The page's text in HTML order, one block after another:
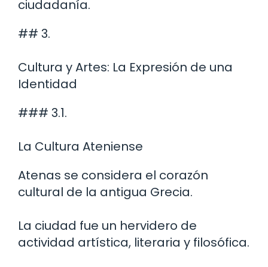
ciudadanía.
## 3.
Cultura y Artes: La Expresión de una
Identidad
### 3.1.
La Cultura Ateniense
Atenas se considera el corazón
cultural de la antigua Grecia.
La ciudad fue un hervidero de
actividad artística, literaria y filosófica.